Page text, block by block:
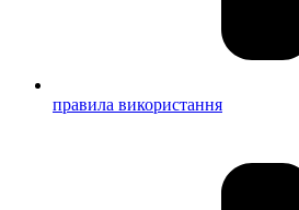
правила використання